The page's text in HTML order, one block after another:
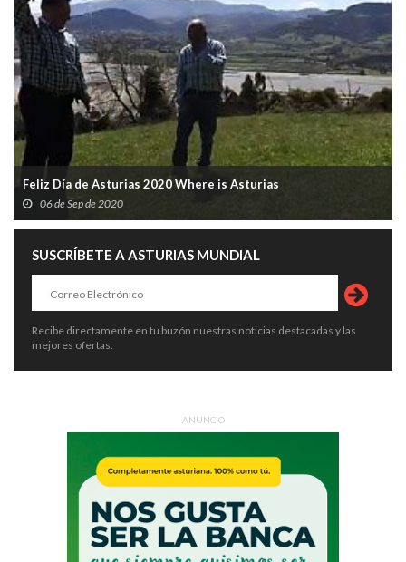
Feliz Día de Asturias 2020 Where is Asturias
06 de Sep de 2020
SUSCRÍBETE A ASTURIAS MUNDIAL
Recibe directamente en tu buzón nuestras noticias destacadas y las
mejores ofertas.
ANUNCIO